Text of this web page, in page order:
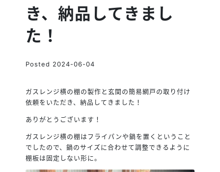
き、納品してきまし
た！
Posted 2024-06-04
ガスレンジ横の棚の製作と玄関の簡易網戸の取り付け
依頼をいただき、納品してきました！
ありがとうございます！
ガスレンジ横の棚はフライパンや鍋を置くということ
でしたので、鍋のサイズに合わせて調整できるように
棚板は固定しない形に。